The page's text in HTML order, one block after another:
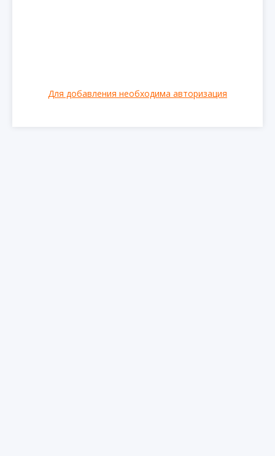
Для добавления необходима авторизация